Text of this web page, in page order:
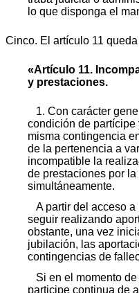
lo que disponga el
Cinco. El artículo 11
«Artículo 11.
y prestaciones.
1. Con carácter
condición de partícipe
misma contingencia
de la pertenencia a
incompatible la
de prestaciones por
simultáneamente.
A partir del acceso
seguir realizando
obstante, una vez
jubilación, las
contingencias de
Si en el momento
participe continua de